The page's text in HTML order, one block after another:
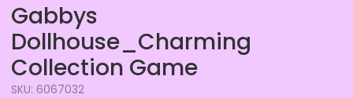
Gabbys
Dollhouse_Charming
Collection Game
SKU: 6067032